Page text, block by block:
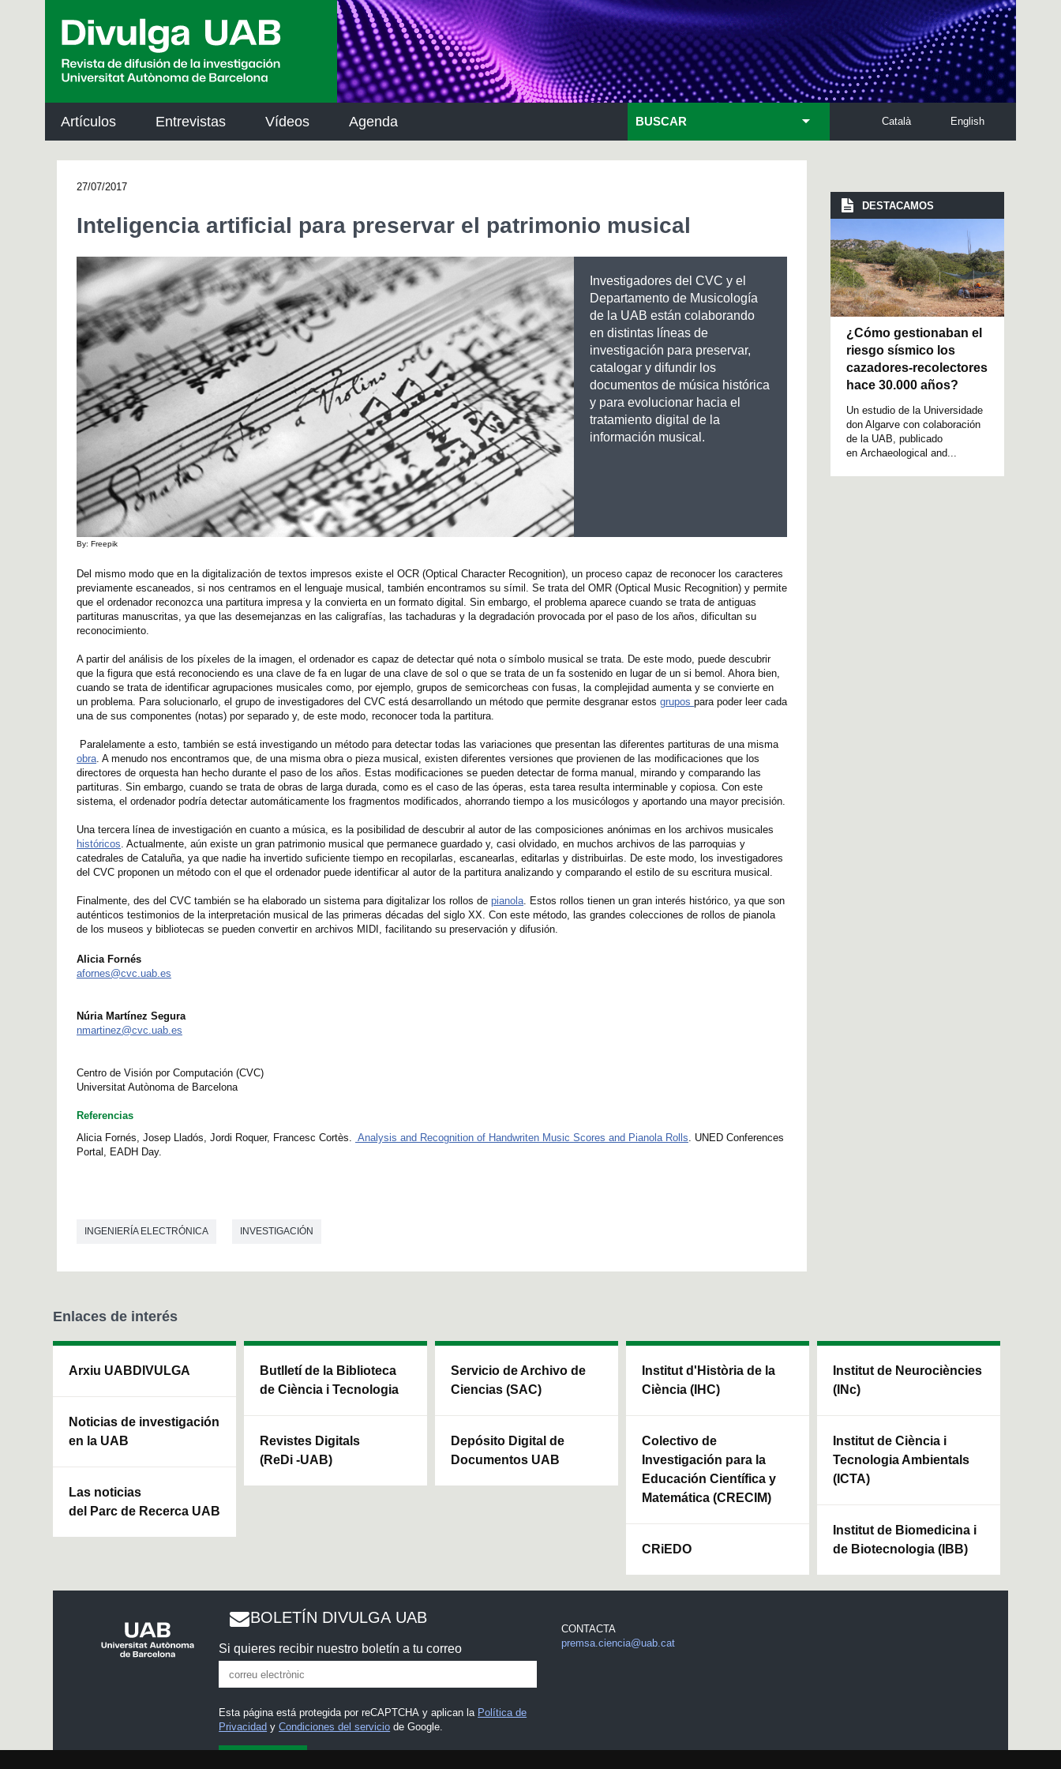
Artículos Entrevistas Vídeos Agenda English
Català
BUSCAR
27/07/2017
Inteligencia artificial para preservar el patrimonio musical
Investigadores del CVC y el
Departamento de Musicología
de la UAB están colaborando
en distintas líneas de
investigación para preservar,
catalogar y difundir los
documentos de música histórica
y para evolucionar hacia el
tratamiento digital de la
información musical.
By: Freepik
Del mismo modo que en la digitalización de textos impresos existe el OCR (Optical Character Recognition), un proceso capaz de reconocer los caracteres
previamente escaneados, si nos centramos en el lenguaje musical, también encontramos su símil. Se trata del OMR (Optical Music Recognition) y permite
que el ordenador reconozca una partitura impresa y la convierta en un formato digital. Sin embargo, el problema aparece cuando se trata de antiguas
partituras manuscritas, ya que las desemejanzas en las caligrafías, las tachaduras y la degradación provocada por el paso de los años, dificultan su
reconocimiento.
A partir del análisis de los píxeles de la imagen, el ordenador es capaz de detectar qué nota o símbolo musical se trata. De este modo, puede descubrir
que la figura que está reconociendo es una clave de fa en lugar de una clave de sol o que se trata de un fa sostenido en lugar de un si bemol. Ahora bien,
cuando se trata de identificar agrupaciones musicales como, por ejemplo, grupos de semicorcheas con fusas, la complejidad aumenta y se convierte en
un problema. Para solucionarlo, el grupo de investigadores del CVC está desarrollando un método que permite desgranar estos grupos para poder leer cada
una de sus componentes (notas) por separado y, de este modo, reconocer toda la partitura.
Paralelamente a esto, también se está investigando un método para detectar todas las variaciones que presentan las diferentes partituras de una misma
obra . A menudo nos encontramos que, de una misma obra o pieza musical, existen diferentes versiones que provienen de las modificaciones que los
directores de orquesta han hecho durante el paso de los años. Estas modificaciones se pueden detectar de forma manual, mirando y comparando las
partituras. Sin embargo, cuando se trata de obras de larga durada, como es el caso de las óperas, esta tarea resulta interminable y copiosa. Con este
sistema, el ordenador podría detectar automáticamente los fragmentos modificados, ahorrando tiempo a los musicólogos y aportando una mayor precisión.
Una tercera línea de investigación en cuanto a música, es la posibilidad de descubrir al autor de las composiciones anónimas en los archivos musicales
históricos . Actualmente, aún existe un gran patrimonio musical que permanece guardado y, casi olvidado, en muchos archivos de las parroquias y
catedrales de Cataluña, ya que nadie ha invertido suficiente tiempo en recopilarlas, escanearlas, editarlas y distribuirlas. De este modo, los investigadores
del CVC proponen un método con el que el ordenador puede identificar al autor de la partitura analizando y comparando el estilo de su escritura musical.
Finalmente, des del CVC también se ha elaborado un sistema para digitalizar los rollos de pianola . Estos rollos tienen un gran interés histórico, ya que son
auténticos testimonios de la interpretación musical de las primeras décadas del siglo XX. Con este método, las grandes colecciones de rollos de pianola
de los museos y bibliotecas se pueden convertir en archivos MIDI, facilitando su preservación y difusión.
Alicia Fornés
afornes@cvc.uab.es
Núria Martínez Segura
nmartinez@cvc.uab.es
Centro de Visión por Computación (CVC)
Universitat Autònoma de Barcelona
Referencias
Alicia Fornés, Josep Lladós, Jordi Roquer, Francesc Cortès.
Analysis and Recognition of Handwriten Music Scores and Pianola Rolls . UNED Conferences
Portal, EADH Day.
INGENIERÍA ELECTRÓNICA INVESTIGACIÓN
DESTACAMOS
¿Cómo gestionaban el
riesgo sísmico los
cazadores-recolectores
hace 30.000 años?
Un estudio de la Universidade
don Algarve con colaboración
de la UAB, publicado
en Archaeological and...
Enlaces de interés
Arxiu UABDIVULGA
Noticias de investigación
en la UAB
Las noticias
del Parc de Recerca UAB
Butlletí de la Biblioteca
de Ciència i Tecnologia
Revistes Digitals
(ReDi -UAB)
Servicio de Archivo de
Ciencias (SAC)
Depósito Digital de
Documentos UAB
Institut d'Història de la
Ciència (IHC)
Colectivo de
Investigación para la
Educación Científica y
Matemática (CRECIM)
CRiEDO
Institut de Neurociències
(INc)
Institut de Ciència i
Tecnologia Ambientals
(ICTA)
Institut de Biomedicina i
de Biotecnologia (IBB)
BOLETÍN DIVULGA UAB
Si quieres recibir nuestro boletín a tu correo
Esta página está protegida por reCAPTCHA y aplican la Política de
Privacidad yCondiciones del servicio de Google.
CONTACTA
premsa.ciencia@uab.cat